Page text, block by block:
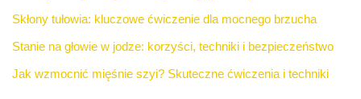
Skłony tułowia: kluczowe ćwiczenie dla mocnego brzucha
Stanie na głowie w jodze: korzyści, techniki i bezpieczeństwo
Jak wzmocnić mięśnie szyi? Skuteczne ćwiczenia i techniki